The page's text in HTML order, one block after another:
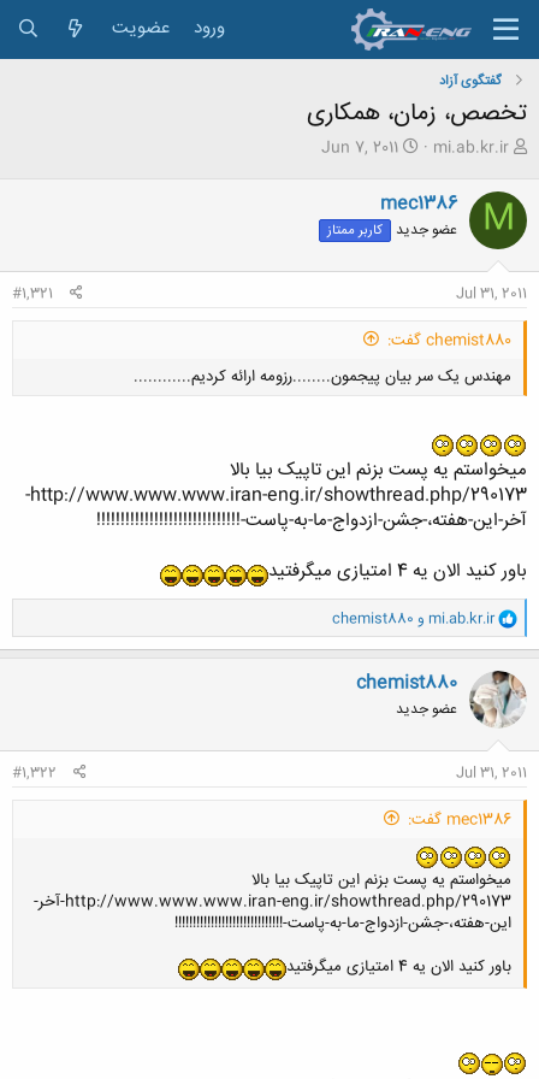
ورود عضویت
گفتگوی آزاد
تخصص، زمان، همکاری
ش
و
ع
ک
ن
ن
د
م
ض
mi.ab.kr.ir
ت
ی
خ
ر
Jun 7, 2011
M
mec1386
عضو جدید کاربر ممتاز
Jul 31, 2011
#1,321
chemist880 گفت:
مهندس یک سر بیان پیجمون........رزومه ارائه کردیم............
کلیک کنید تا باز شود...
میخواستم یه پست بزنم این تاپیک بیا بالا
http://www.www.www.iran-eng.ir/showthread.php/290173-
آخر-این-هفته،-جشن-ازدواج-ما-به-پاست-!!!!!!!!!!!!!!!!!!!!!!!!!!!!!!
باور کنید الان یه 4 امتیازی میگرفتید
و
ا
ک
ن
ش
ه
ا
mi.ab.kr.ir و chemist880
chemist880
عضو جدید
Jul 31, 2011
#1,322
mec1386 گفت:
میخواستم یه پست بزنم این تاپیک بیا بالا
http://www.www.www.iran-eng.ir/showthread.php/290173-آخر-
این-هفته،-جشن-ازدواج-ما-به-پاست-!!!!!!!!!!!!!!!!!!!!!!!!!!!!!!
باور کنید الان یه 4 امتیازی میگرفتید